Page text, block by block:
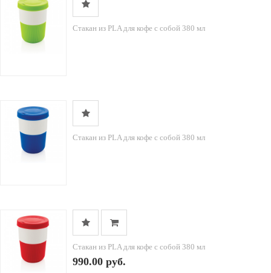
Стакан из PLA для кофе с собой 380 мл
Стакан из PLA для кофе с собой 380 мл
Стакан из PLA для кофе с собой 380 мл
990.00 руб.